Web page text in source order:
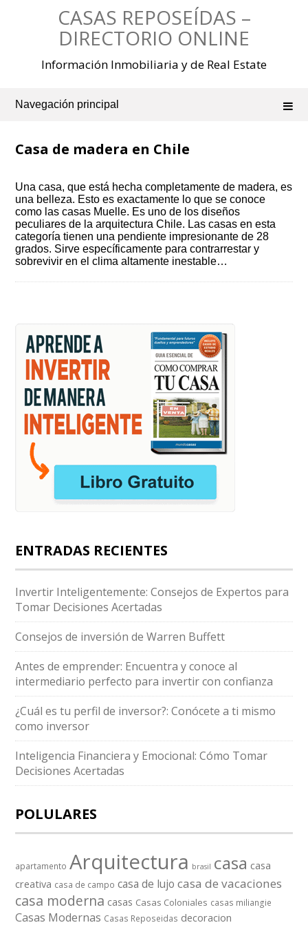
CASAS REPOSEÍDAS –
DIRECTORIO ONLINE
Información Inmobiliaria y de Real Estate
Navegación principal
Casa de madera en Chile
Una casa, que está hecha completamente de madera, es
una belleza. Esto es exactamente lo que se conoce
como las casas Muelle. Es uno de los diseños
peculiares de la arquitectura Chile. Las casas en esta
categoría tienen una pendiente impresionante de 28
grados. Sirve específicamente para contrarrestar y
sobrevivir en el clima altamente inestable…
ENTRADAS RECIENTES
Invertir Inteligentemente: Consejos de Expertos para
Tomar Decisiones Acertadas
Consejos de inversión de Warren Buffett
Antes de emprender: Encuentra y conoce al
intermediario perfecto para invertir con confianza
¿Cuál es tu perfil de inversor?: Conócete a ti mismo
como inversor
Inteligencia Financiera y Emocional: Cómo Tomar
Decisiones Acertadas
POLULARES
apartamento Arquitectura brasil casa casa
creativa casa de campo casa de lujo casa de vacaciones
casa moderna casas Casas Coloniales casas miliangie
Casas Modernas Casas Reposeidas decoracion